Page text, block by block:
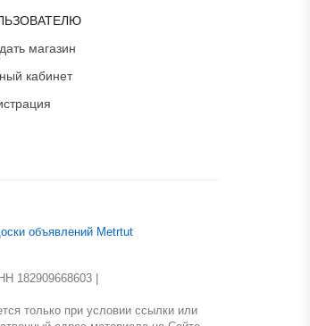
магазин
кабинет
182909668603 |
только при условии ссылки или